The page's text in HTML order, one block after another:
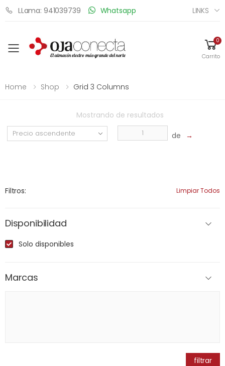
LLama: 941039739 Whatsapp LINKS
Toggle mobile menu
0
Carrito
Home Shop Grid 3 Columns
Mostrando de resultados
de →
Filtros: Limpiar Todos
Disponibilidad
Solo disponibles
Marcas
filtrar